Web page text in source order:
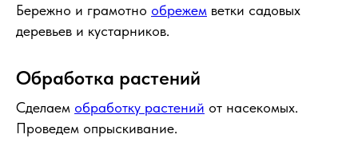
Бережно и грамотно обрежем ветки садовых
деревьев и кустарников.
Обработка растений
Сделаем обработку растений от насекомых.
Проведем опрыскивание.